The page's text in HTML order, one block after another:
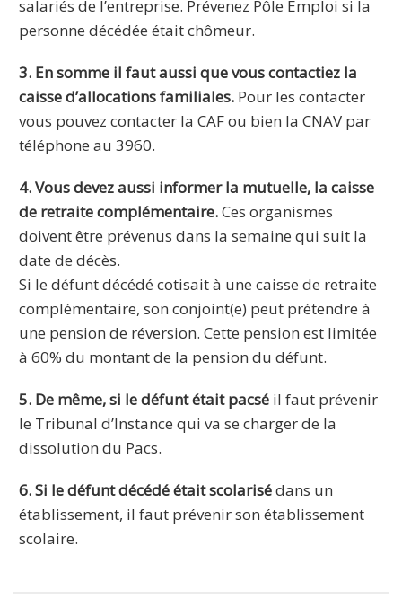
salariés de l’entreprise. Prévenez Pôle Emploi si la
personne décédée était chômeur.
3. En somme il faut aussi que vous contactiez la
caisse d’allocations familiales. Pour les contacter
vous pouvez contacter la CAF ou bien la CNAV par
téléphone au 3960.
4. Vous devez aussi informer la mutuelle, la caisse
de retraite complémentaire.Ces organismes
doivent être prévenus dans la semaine qui suit la
date de décès.
Si le défunt décédé cotisait à une caisse de retraite
complémentaire, son conjoint(e) peut prétendre à
une pension de réversion. Cette pension est limitée
à 60% du montant de la pension du défunt.
5. De même, si le défunt était pacsé il faut prévenir
le Tribunal d’Instance qui va se charger de la
dissolution du Pacs.
6. Si le défunt décédé était scolarisédans un
établissement, il faut prévenir son établissement
scolaire.